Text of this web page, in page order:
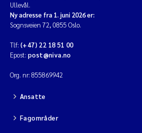
Ullevål.
Ny adresse fra 1. juni 2026 er:
Sognsveien 72, 0855 Oslo.
Tlf: (+47) 22 18 51 00
Epost: post@niva.no
Org. nr: 855869942
Ansatte
Fagområder